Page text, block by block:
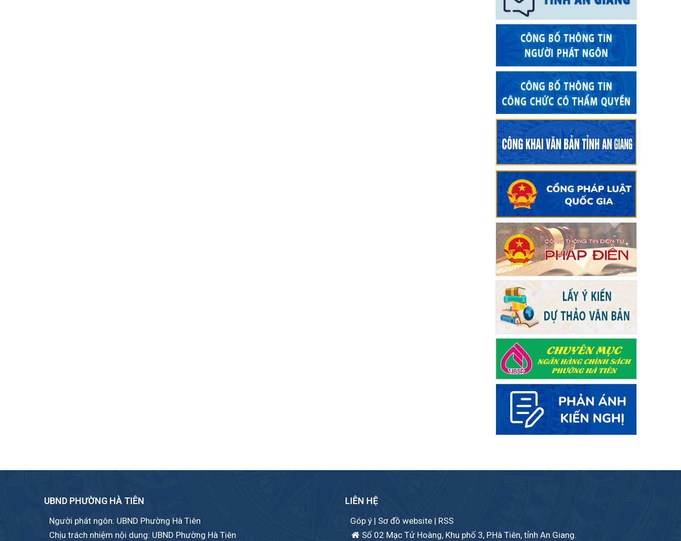
UBND PHƯỜNG HÀ TIÊN
Người phát ngôn: UBND Phường Hà Tiên
Chịu trách nhiệm nội dung: UBND Phường Hà Tiên
LIÊN HỆ
Góp ý | Sơ đồ website | RSS
Số 02 Mạc Tử Hoàng, Khu phố 3, P.Hà Tiên, tỉnh An Giang.